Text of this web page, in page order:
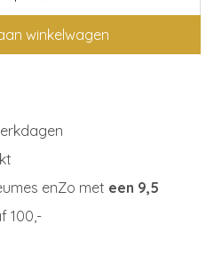
winkelwagen
enZo met een 9,5
100,-